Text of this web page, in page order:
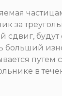
за
будут
больший
в